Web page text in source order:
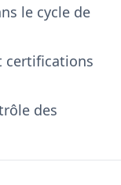
le cycle de
certifications
des